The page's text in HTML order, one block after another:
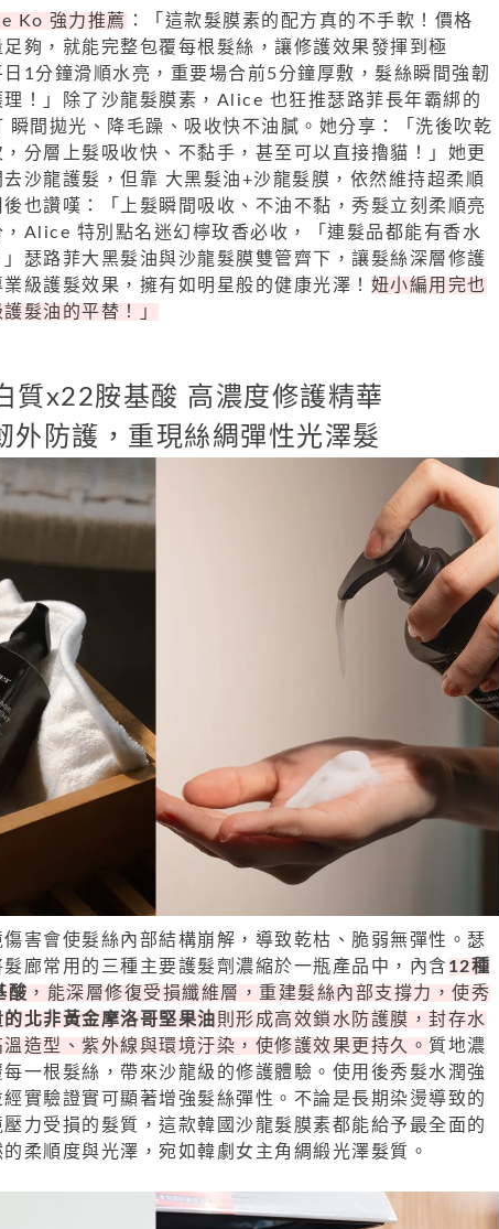
Ko 強力推薦
：「這款髮膜素的配方真的不手軟！價格
夠，就能完整包覆每根髮絲，讓修護效果發揮到極
1分鐘滑順水亮，重要場合前5分鐘厚敷，髮絲瞬間強韌
！」除了沙龍髮膜素，Alice 也狂推瑟路菲長年霸綁的
瞬間拋光、降毛躁、吸收快不油膩。她分享：「洗後吹乾
分層上髮吸收快、不黏手，甚至可以直接擼貓！」她更
沙龍護髮，但靠 大黑髮油+沙龍髮膜，依然維持超柔順
也讚嘆：「上髮瞬間吸收、不油不黏，秀髮立刻柔順亮
Alice 特別點名迷幻檸玫香必收，「連髮品都能有香水
瑟路菲大黑髮油與沙龍髮膜雙管齊下，讓髮絲深層修護
級護髮效果，擁有如明星般的健康光澤！ 妞小編用完也
髮油的平替！」
質x22胺基酸 高濃度修護精華
外防護，重現絲綢彈性光澤髮
害會使髮絲內部結構崩解，導致乾枯、脆弱無彈性。瑟
廊常用的三種主要護髮劑濃縮於一瓶產品中，內含 12種
酸 ，能深層修復受損纖維層，重建髮絲內部支撐力，使秀
的北非黃金摩洛哥堅果油 則形成高效鎖水防護膜，封存水
造型、紫外線與環境汙染，使修護效果更持久。 質地濃
一根髮絲，帶來沙龍級的修護體驗。使用後秀髮水潤強
實驗證實可顯著增強髮絲彈性。不論是長期染燙導致的
力受損的髮質，這款韓國沙龍髮膜素都能給予最全面的
柔順度與光澤，宛如韓劇女主角綢緞光澤髮質。